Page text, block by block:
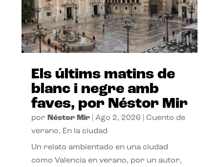
Els últims matins de
blanc i negre amb
faves, por Néstor Mir
por Néstor Mir| Ago 2, 2026
Cuento de
verano, En la ciudad
Un relato ambientado en una ciudad
como Valencia en verano, por un autor,